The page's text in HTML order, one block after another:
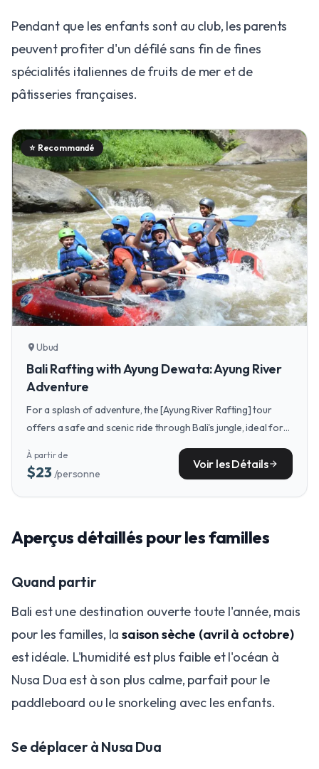
Pendant que les enfants sont au club, les parents
peuvent profiter d'un défilé sans fin de fines
spécialités italiennes de fruits de mer et de
pâtisseries françaises.
⭐ Recommandé
location_on Ubud
Bali Rafting with Ayung Dewata: Ayung River
Adventure
For a splash of adventure, the [Ayung River Rafting] tour
offers a safe and scenic ride through Bali's jungle, ideal for
À partir de
$23 /personne
Voir les Détailsarrow_forward
​Aperçus détaillés pour les familles
​Quand partir
​Bali est une destination ouverte toute l'année, mais
pour les familles, lasaison sèche (avril à octobre)
est idéale. L'humidité est plus faible et l'océan à
Nusa Dua est à son plus calme, parfait pour le
paddleboard ou le snorkeling avec les enfants.
​Se déplacer à Nusa Dua